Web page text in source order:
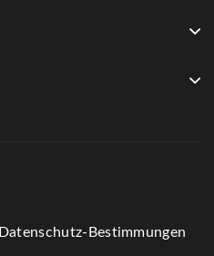
Datenschutz-Bestimmungen